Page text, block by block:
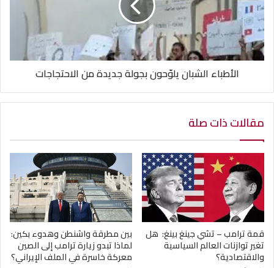
الأطباء الشبان يلوّحون بجولة جديدة من الاحتجاجات
مقالات ذات صلة
قمة ترامب – تشي جينغ بينغ: هل
تغير توازنات العالم السياسية
والاقتصادية؟
بين مطرقة واشنطن وهدوء بكين:
لماذا تبدو زيارة ترامب إلى الصين
معركة خاسرة في الملف الإيراني؟